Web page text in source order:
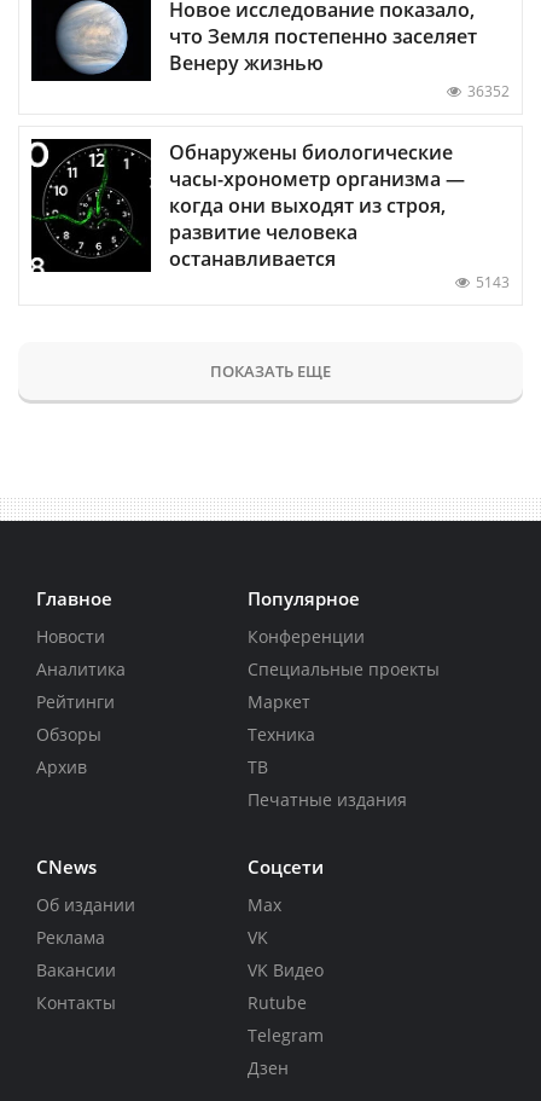
Новое исследование показало,
что Земля постепенно заселяет
Венеру жизнью
36352
Обнаружены биологические
часы-хронометр организма —
когда они выходят из строя,
развитие человека
останавливается
5143
ПОКАЗАТЬ ЕЩЕ
Главное
Новости
Аналитика
Рейтинги
Обзоры
Архив
Популярное
Конференции
Специальные проекты
Маркет
Техника
ТВ
Печатные издания
CNews
Об издании
Реклама
Вакансии
Контакты
Соцсети
Max
VK
VK Видео
Rutube
Telegram
Дзен